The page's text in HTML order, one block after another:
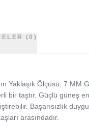
(0)
Yaklaşık Ölçüsü; 7 MM
bir taştır. Güçlü güneş
Başarısızlık
arasındadır.